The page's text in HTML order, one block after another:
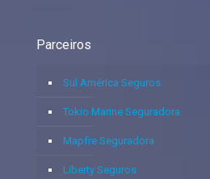
Parceiros
Sul América Seguros
Tokio Marine Seguradora
Mapfre Seguradora
Liberty Seguros